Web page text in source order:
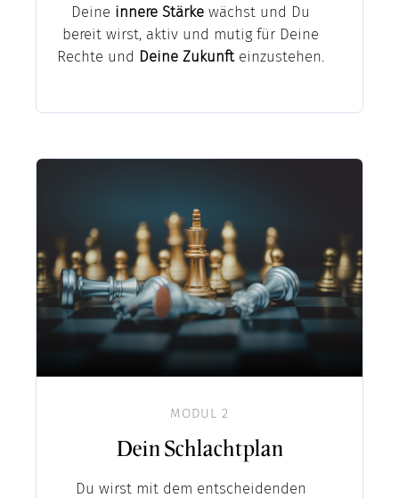
Deine innere Stärke wächst und Du
bereit wirst, aktiv und mutig für Deine
Rechte und Deine Zukunfteinzustehen.
MODUL 2
Dein Schlachtplan
Du wirst mit dem entscheidenden